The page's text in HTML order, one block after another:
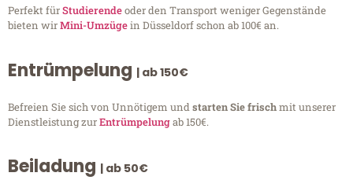
Perfekt fürStudierendeoder den Transport weniger Gegenstände
bieten wirMini-Umzügein Düsseldorf schon ab 100€ an.
Entrümpelung | ab 150€
Befreien Sie sich von Unnötigem undstarten Sie frischmit unserer
Dienstleistung zurEntrümpelungab 150€.
Beiladung | ab 50€